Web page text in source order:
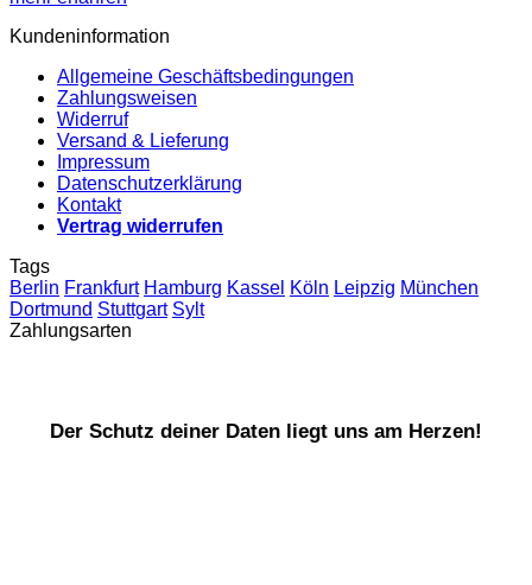
Kundeninformation
Allgemeine Geschäftsbedingungen
Zahlungsweisen
Widerruf
Versand & Lieferung
Impressum
Datenschutzerklärung
Kontakt
Vertrag widerrufen
Tags
Berlin Frankfurt Hamburg Kassel Köln Leipzig München
Dortmund Stuttgart Sylt
Zahlungsarten
Der Schutz deiner Daten liegt uns am Herzen!